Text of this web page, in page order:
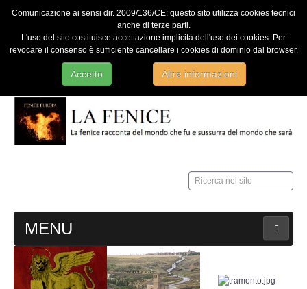
Comunicazione ai sensi dir. 2009/136/CE: questo sito utilizza cookies tecnici
anche di terze parti.
L'uso del sito costituisce accettazione implicità dell'uso dei cookies. Per
revocare il consenso è sufficiente cancellare i cookies di dominio dal browser.
Accetto Altre informazioni
Ricerca
nel
MENU
HOME